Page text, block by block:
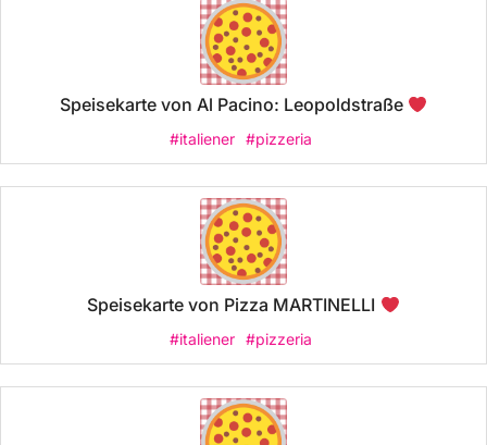
Speisekarte von Al Pacino: Leopoldstraße
#italiener #pizzeria
Speisekarte von Pizza MARTINELLI
#italiener #pizzeria